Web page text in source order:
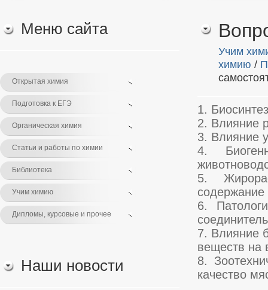
Меню сайта
Открытая химия
Подготовка к ЕГЭ
Органическая химия
Статьи и работы по химии
Библиотека
Учим химию
Дипломы, курсовые и прочее
Наши новости
Учим
химию /
1.
2. Влияние
3. Влияние
4.
5.
содержание
6.
7. Влияние
веществ на
8.
качество